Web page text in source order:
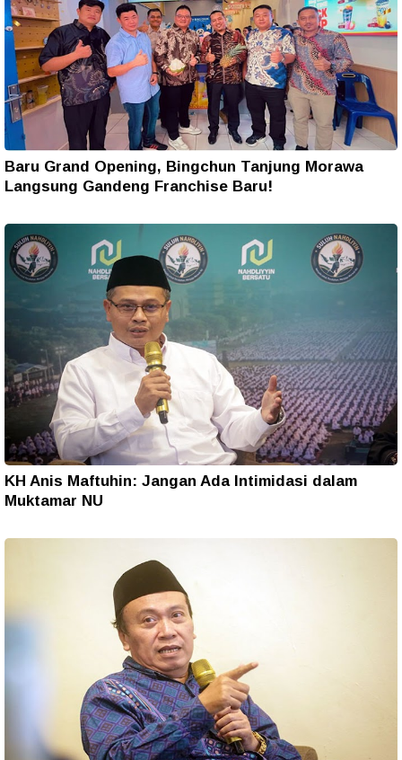
Baru Grand Opening, Bingchun Tanjung Morawa
Langsung Gandeng Franchise Baru!
KH Anis Maftuhin: Jangan Ada Intimidasi dalam
Muktamar NU